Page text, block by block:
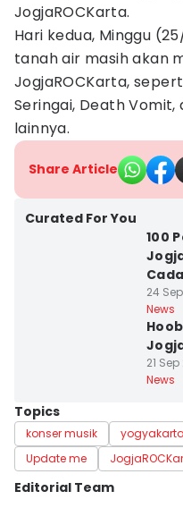
JogjaROCKarta.
Hari kedua, Minggu
tanah air masih akan
JogjaROCKarta,
Seringai, Death
lainnya.
Share Article
Curated For You
100
24
News
21
News
Topics
konser musik yogyakarta
Update me
Editorial Team